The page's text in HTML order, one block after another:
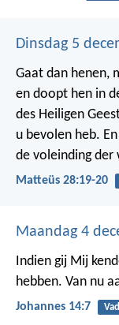
Dinsdag 5
Gaat dan henen,
en doopt hen in
des Heiligen
u bevolen heb.
de voleinding der
Matteüs 28:19-20
Maandag 4
Indien gij Mij
hebben. Van nu
Johannes 14:7